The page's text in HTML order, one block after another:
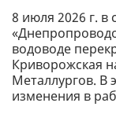
8 июля 2026 г. в
водоводе
Криворожская
Металлургов. В
изменения в